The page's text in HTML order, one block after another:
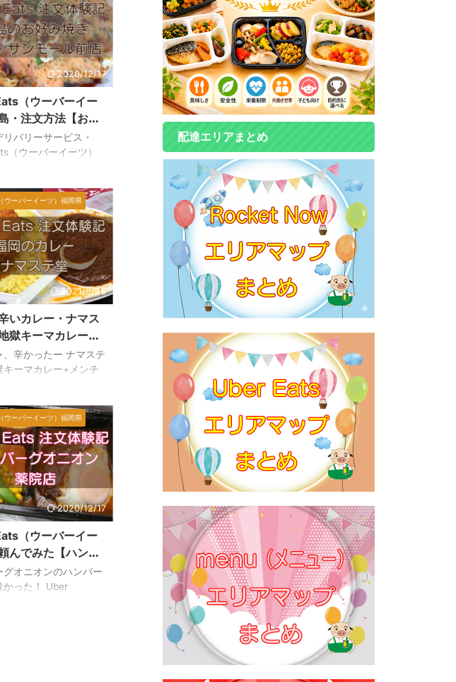
2020/12/17
（ウーバーイー
・注文方法【お好
若貴】実食・お得
ンは？
リバリーサービス・
（ウーバーイーツ）
た。 早速、実際にお好
注文してみました。
（ウーバーイーツ）
法は、とってもカンタ
。 また、広島エリアで
るクーポンコードもご
いますので、ぜひ、参
みて下さい。 Uber
バーイーツ）広島・
サービスエリアや料金
が現在広島市内で配達
リアです。「広島 ...
ウーバーイーツ）福岡県
2021/6/26
いカレー・ナマス
獄キーマカレーを
で頼んでみた
、辛かったー ナマステ
キーマカレー+メンチ
ど、辛いこと、辛いこ
まり辛くて、途中でダ
うでしたけど、何とか
しました。 我が生涯で
ーの中では、文句な
バーワンの辛さでし
Eats（ウーバーイー
ナマステ堂・注文方法
堂は、福岡は渡辺通り
コのB1にお店があり
気No1はバターチキン
。 こちらは辛くない
三歳でも食べられるく
ウーバーイーツ）福岡県
2020/12/17
（ウーバーイー
んでみた【ハンバ
オン・薬院店】福
グオニオンのハンバー
かった！ Uber
配達エリアまとめ